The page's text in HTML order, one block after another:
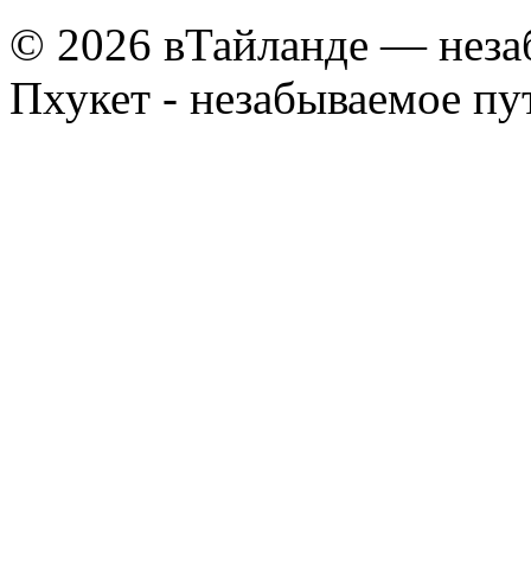
© 2026 вТайланде —
Пхукет - незабываемое